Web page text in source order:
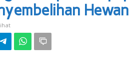
Lokasi
Hewan
Hewan